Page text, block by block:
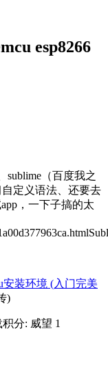
esp8266
（百度我之
定义语法、还要去
，一下子搞的太
安装环境 (入门完美
)
分: 威望 1